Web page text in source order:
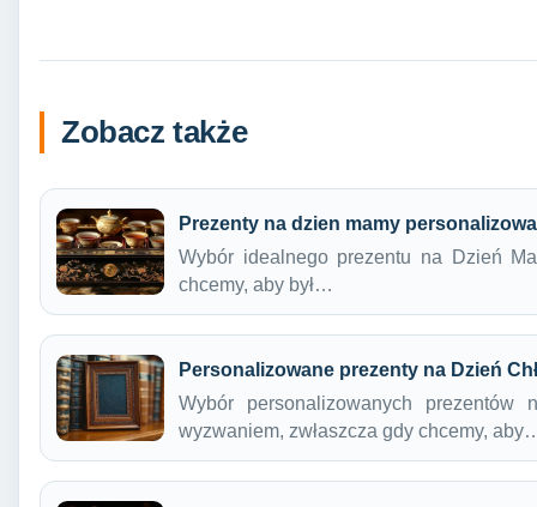
Zobacz także
Prezenty na dzien mamy
Wybór idealnego prezentu na Dzień
chcemy, aby był…
Personalizowane prezenty na Dzień
Wybór personalizowanych
wyzwaniem, zwłaszcza gdy chcemy,